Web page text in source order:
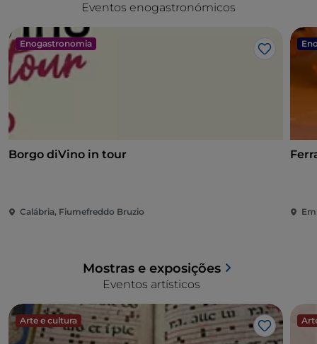
Eventos enogastronómicos
Enogastronomia
Gosto
Borgo diVino in tour
Calábria, Fiumefreddo Bruzio
Eventos artísticos
Mostras e exposições
Arte e cultura
Gosto